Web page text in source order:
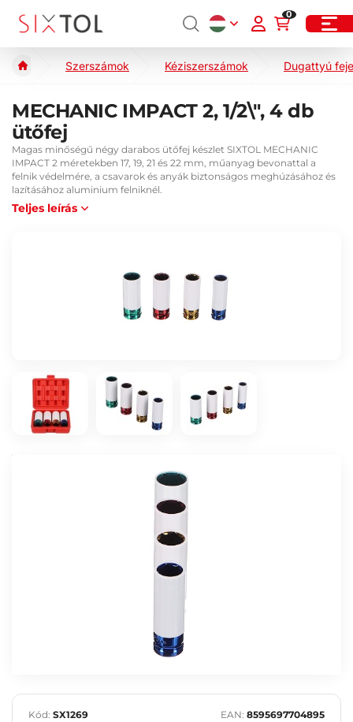
0
Szerszámok Kéziszerszámok Dugattyú
MECHANIC IMPACT 2, 1/2\", 4 db
ütőfej
Magas minőségű négy darabos ütőfej készlet SIXTOL MECHANIC
IMPACT 2 méretekben 17, 19, 21 és 22 mm, műanyag bevonattal a
felnik védelmére, a csavarok és anyák biztonságos meghúzásához és
lazításához aluminium felniknél.
Teljes leírás
Kód: SX1269 EAN: 8595697704895